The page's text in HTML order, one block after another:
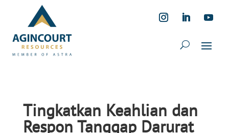
Tingkatkan Keahlian dan
Respon Tanggap Darurat